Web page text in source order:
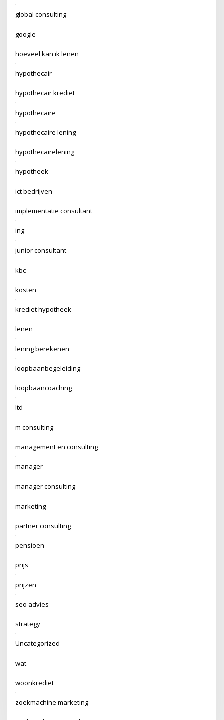
global consulting
google
hoeveel kan ik lenen
hypothecair
hypothecair krediet
hypothecaire
hypothecaire lening
hypothecairelening
hypotheek
ict bedrijven
implementatie consultant
ing
junior consultant
kbc
kosten
krediet hypotheek
lenen
lening berekenen
loopbaanbegeleiding
loopbaancoaching
ltd
m consulting
management en consulting
manager
manager consulting
marketing
partner consulting
pensioen
prijs
prijzen
seo advies
strategy
Uncategorized
wat
woonkrediet
zoekmachine marketing